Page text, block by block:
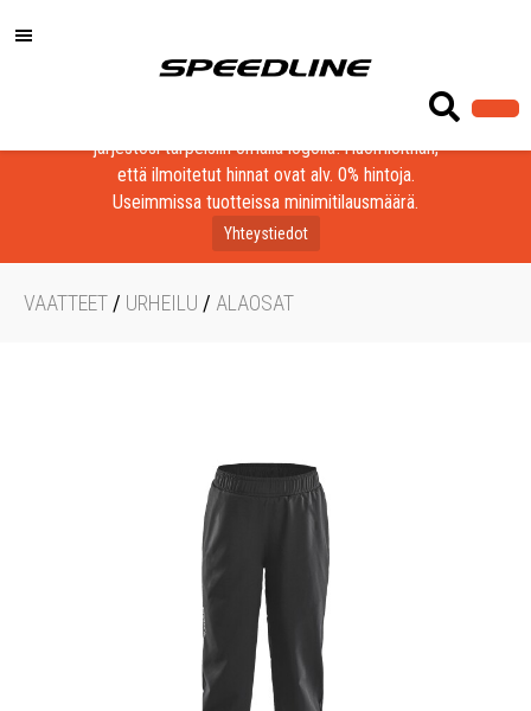
Löydä laadukkaat tuotteet yrityksesi, seurasi tai
järjestösi tarpeisiin omalla logolla! Huomioithan,
että ilmoitetut hinnat ovat alv. 0% hintoja.
Useimmissa tuotteissa minimitilausmäärä.
Yhteystiedot
VAATTEET / URHEILU / ALAOSAT